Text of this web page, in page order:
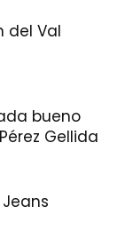
del Val
bueno
Gellida